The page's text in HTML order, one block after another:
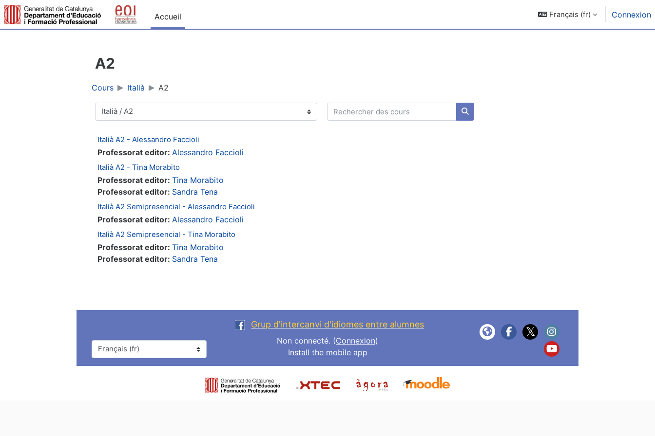
Passer au contenu principal
Accueil
Français ‎(fr)‎ Connexion
A2
Cours Italià A2
Catégories de cours
Rechercher des cours
Rechercher des cours
Italià A2 - Alessandro Faccioli
Professorat editor: Alessandro Faccioli
Italià A2 - Tina Morabito
Professorat editor: Tina Morabito
Professorat editor: Sandra Tena
Italià A2 Semipresencial - Alessandro Faccioli
Professorat editor: Alessandro Faccioli
Italià A2 Semipresencial - Tina Morabito
Professorat editor: Tina Morabito
Professorat editor: Sandra Tena
Langue
Grup d'intercanvi d'idiomes entre alumnes
Non connecté. (Connexion)
Install the mobile app